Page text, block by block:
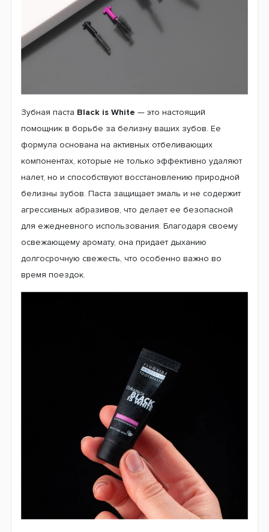
Зубная паста Black is White — это настоящий
помощник в борьбе за белизну ваших зубов. Ее
формула основана на активных отбеливающих
компонентах, которые не только эффективно удаляют
налет, но и способствуют восстановлению природной
белизны зубов. Паста защищает эмаль и не содержит
агрессивных абразивов, что делает ее безопасной
для ежедневного использования. Благодаря своему
освежающему аромату, она придает дыханию
долгосрочную свежесть, что особенно важно во
время поездок.